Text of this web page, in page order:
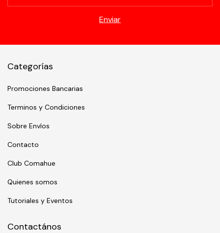
Categorías
Promociones Bancarias
Terminos y Condiciones
Sobre Envíos
Contacto
Club Comahue
Quienes somos
Tutoriales y Eventos
Contactános